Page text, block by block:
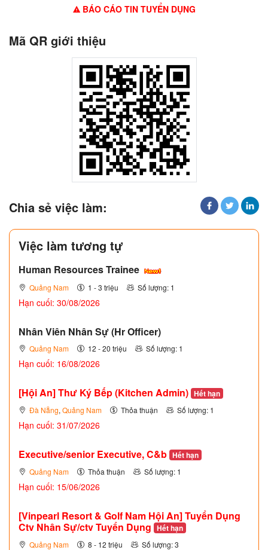
BÁO CÁO TIN TUYỂN DỤNG
Mã QR giới thiệu
Chia sẻ việc làm:
Việc làm tương tự
Human Resources Trainee
Quảng Nam 1 - 3 triệu Số lượng: 1
Hạn cuối: 30/08/2026
Nhân Viên Nhân Sự (Hr Officer)
Quảng Nam 12 - 20 triệu Số lượng: 1
Hạn cuối: 16/08/2026
[Hội An] Thư Ký Bếp (Kitchen Admin) Hết hạn
Đà Nẵng, Quảng Nam Thỏa thuận Số lượng: 1
Hạn cuối: 31/07/2026
Executive/senior Executive, C&b Hết hạn
Quảng Nam Thỏa thuận Số lượng: 1
Hạn cuối: 15/06/2026
[Vinpearl Resort & Golf Nam Hội An] Tuyển Dụng
Ctv Nhân Sự/ctv Tuyển Dụng Hết hạn
Quảng Nam 8 - 12 triệu Số lượng: 3